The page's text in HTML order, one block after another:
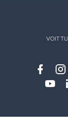
VOIT